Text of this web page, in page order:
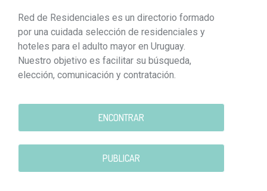
Red de Residenciales es un directorio formado
por una cuidada selección de residenciales y
hoteles para el adulto mayor en Uruguay.
Nuestro objetivo es facilitar su búsqueda,
elección, comunicación y contratación.
ENCONTRAR
PUBLICAR